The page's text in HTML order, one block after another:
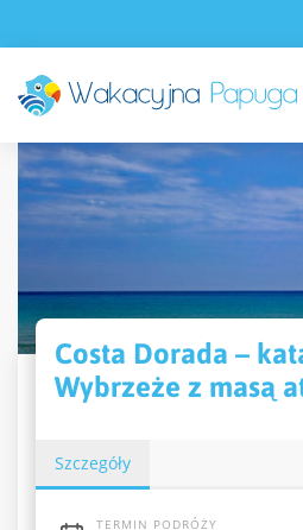
Costa Dorada –
Wybrzeże z masą
Szczegóły
TERMIN PODRÓŻY